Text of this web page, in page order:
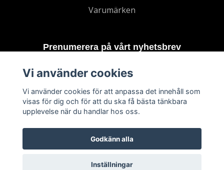
Varumärken
Prenumerera på vårt nyhetsbrev
Vi använder cookies
Vi använder cookies för att anpassa det innehåll som
visas för dig och för att du ska få bästa tänkbara
upplevelse när du handlar hos oss.
Godkänn alla
Inställningar